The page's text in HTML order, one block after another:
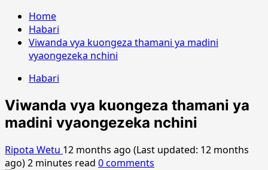
Home
Habari
Viwanda vya kuongeza thamani ya madini
vyaongezeka nchini
Habari
Viwanda vya kuongeza thamani ya
madini vyaongezeka nchini
Ripota Wetu 12 months ago (Last updated: 12 months
ago)2 minutes read 0 comments